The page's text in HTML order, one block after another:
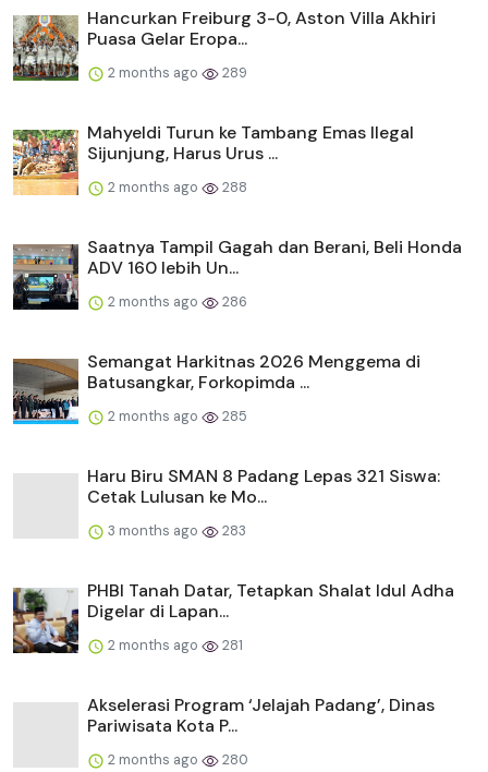
Hancurkan Freiburg 3-0, Aston Villa Akhiri
Puasa Gelar Eropa...
2 months ago 289
Mahyeldi Turun ke Tambang Emas Ilegal
Sijunjung, Harus Urus ...
2 months ago 288
Saatnya Tampil Gagah dan Berani, Beli Honda
ADV 160 lebih Un...
2 months ago 286
Semangat Harkitnas 2026 Menggema di
Batusangkar, Forkopimda ...
2 months ago 285
Haru Biru SMAN 8 Padang Lepas 321 Siswa:
Cetak Lulusan ke Mo...
3 months ago 283
PHBI Tanah Datar, Tetapkan Shalat Idul Adha
Digelar di Lapan...
2 months ago 281
Akselerasi Program ‘Jelajah Padang’, Dinas
Pariwisata Kota P...
2 months ago 280